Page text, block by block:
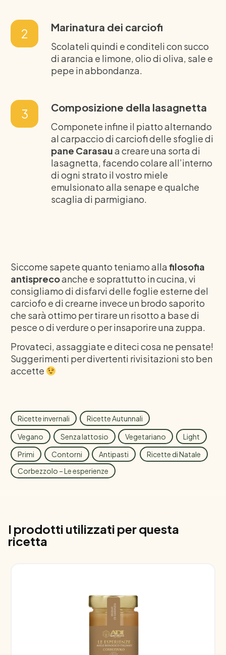
2 Marinatura dei carciofi
Scolateli quindi e conditeli con succo
di arancia e limone, olio di oliva, sale e
pepe in abbondanza.
3 Composizione della lasagnetta
Componete infine il piatto alternando
al carpaccio di carciofi delle sfoglie di
pane Carasaua creare una sorta di
lasagnetta, facendo colare all’interno
di ogni strato il vostro miele
emulsionato alla senape e qualche
scaglia di parmigiano.
Siccome sapete quanto teniamo allafilosofia
antisprecoanche e soprattutto in cucina, vi
consigliamo di disfarvi delle foglie esterne del
carciofo e di crearne invece un brodo saporito
che sarà ottimo per tirare un risotto a base di
pesce o di verdure o per insaporire una zuppa.
Provateci, assaggiate e diteci cosa ne pensate!
Suggerimenti per divertenti rivisitazioni sto ben
accette
Ricette invernali
Ricette Autunnali
Vegano
Senza lattosio Vegetariano
Light
Primi
Contorni Antipasti
Ricette di Natale
Corbezzolo – Le esperienze
I prodotti utilizzati per questa
ricetta